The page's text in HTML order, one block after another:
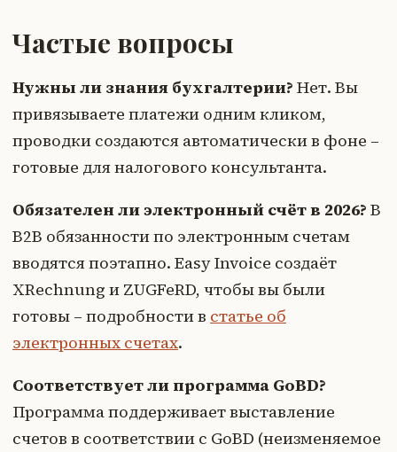
Частые вопросы
Нужны ли знания бухгалтерии? Нет. Вы
привязываете платежи одним кликом,
проводки создаются автоматически в фоне –
готовые для налогового консультанта.
Обязателен ли электронный счёт в 2026? В
B2B обязанности по электронным счетам
вводятся поэтапно. Easy Invoice создаёт
XRechnung и ZUGFeRD, чтобы вы были
готовы – подробности в статье об
электронных счетах.
Соответствует ли программа GoBD?
Программа поддерживает выставление
счетов в соответствии с GoBD (неизменяемое